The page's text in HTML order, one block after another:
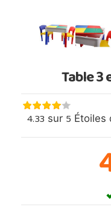
Table 3
4.33 sur 5 Étoiles